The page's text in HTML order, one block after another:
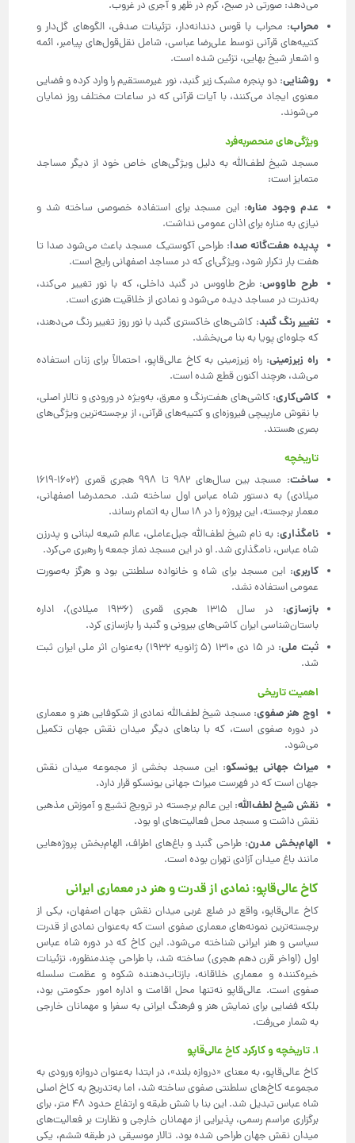
می‌دهد: صورتی در صبح، کرم در ظهر و آجری در غروب.
محراب: محراب با قوس دندانه‌دار، تزئینات صدفی، الگوهای گل‌دار و
کتیبه‌های قرآنی توسط علی‌رضا عباسی، شامل نقل‌قول‌های پیامبر، ائمه
و اشعار شیخ بهایی، تزئین شده است.
روشنایی: دو پنجره مشبک زیر گنبد، نور غیرمستقیم را وارد کرده و فضایی
معنوی ایجاد می‌کنند، با آیات قرآنی که در ساعات مختلف روز نمایان
می‌شوند.
ویژگی‌های منحصربه‌فرد
مسجد شیخ لطف‌الله به دلیل ویژگی‌های خاص خود از دیگر مساجد
متمایز است:
عدم وجود مناره: این مسجد برای استفاده خصوصی ساخته شد و
نیازی به مناره برای اذان عمومی نداشت.
پدیده هفت‌گانه صدا: طراحی آکوستیک مسجد باعث می‌شود صدا تا
هفت بار تکرار شود، ویژگی‌ای که در مساجد اصفهانی رایج است.
طرح طاووس: طرح طاووس در گنبد داخلی، که با نور تغییر می‌کند،
به‌ندرت در مساجد دیده می‌شود و نمادی از خلاقیت هنری است.
تغییر رنگ گنبد: کاشی‌های خاکستری گنبد با نور روز تغییر رنگ می‌دهند،
که جلوه‌ای پویا به بنا می‌بخشد.
راه زیرزمینی: راه زیرزمینی به کاخ عالی‌قاپو، احتمالاً برای زنان استفاده
می‌شد، هرچند اکنون قطع شده است.
کاشی‌کاری: کاشی‌های هفت‌رنگ و معرق، به‌ویژه در ورودی و تالار اصلی،
با نقوش مارپیچی فیروزه‌ای و کتیبه‌های قرآنی، از برجسته‌ترین ویژگی‌های
بصری هستند.
تاریخچه
ساخت
: مسجد بین سال‌های 982 تا 998 هجری قمری (1602-1619
میلادی) به دستور شاه عباس اول ساخته شد. محمدرضا اصفهانی،
معمار برجسته، این پروژه را در 18 سال به اتمام رساند.
نامگذاری: به نام شیخ لطف‌الله جبل‌عاملی، عالم شیعه لبنانی و پدرزن
شاه عباس، نامگذاری شد. او در این مسجد نماز جمعه را رهبری می‌کرد.
کاربری: این مسجد برای شاه و خانواده سلطنتی بود و هرگز به‌صورت
عمومی استفاده نشد.
بازسازی
: در سال 1315 هجری قمری (1936 میلادی)، اداره
باستان‌شناسی ایران کاشی‌های بیرونی و گنبد را بازسازی کرد.
ثبت ملی
: در 15 دی 1310 (5 ژانویه 1932) به‌عنوان اثر ملی ایران ثبت
شد.
اهمیت تاریخی
اوج هنر صفوی: مسجد شیخ لطف‌الله نمادی از شکوفایی هنر و معماری
در دوره صفوی است، که با بناهای دیگر میدان نقش جهان تکمیل
می‌شود.
میراث جهانی یونسکو: این مسجد بخشی از مجموعه میدان نقش
جهان است که در فهرست میراث جهانی یونسکو قرار دارد.
نقش شیخ لطف‌الله: این عالم برجسته در ترویج تشیع و آموزش مذهبی
نقش داشت و مسجد محل فعالیت‌های او بود.
الهام‌بخش مدرن: طراحی گنبد و باغ‌های اطراف، الهام‌بخش پروژه‌هایی
مانند باغ میدان آزادی تهران بوده است.
کاخ عالی‌قاپو: نمادی از قدرت و هنر در معماری ایرانی
کاخ عالی‌قاپو، واقع در ضلع غربی میدان نقش جهان اصفهان، یکی از
برجسته‌ترین نمونه‌های معماری صفوی است که به‌عنوان نمادی از قدرت
سیاسی و هنر ایرانی شناخته می‌شود. این کاخ که در دوره شاه عباس
اول (اواخر قرن دهم هجری) ساخته شد، با طراحی چندمنظوره، تزئینات
خیره‌کننده و معماری خلاقانه، بازتاب‌دهنده شکوه و عظمت سلسله
صفوی است. عالی‌قاپو نه‌تنها محل اقامت و اداره امور حکومتی بود،
بلکه فضایی برای نمایش هنر و فرهنگ ایرانی به سفرا و مهمانان خارجی
به شمار می‌رفت.
1. تاریخچه و کارکرد کاخ عالی‌قاپو
کاخ عالی‌قاپو، به معنای «دروازه بلند»، در ابتدا به‌عنوان دروازه ورودی به
مجموعه کاخ‌های سلطنتی صفوی ساخته شد، اما به‌تدریج به کاخ اصلی
شاه عباس تبدیل شد. این بنا با شش طبقه و ارتفاع حدود 48 متر، برای
برگزاری مراسم رسمی، پذیرایی از مهمانان خارجی و نظارت بر فعالیت‌های
میدان نقش جهان طراحی شده بود. تالار موسیقی در طبقه ششم، یکی